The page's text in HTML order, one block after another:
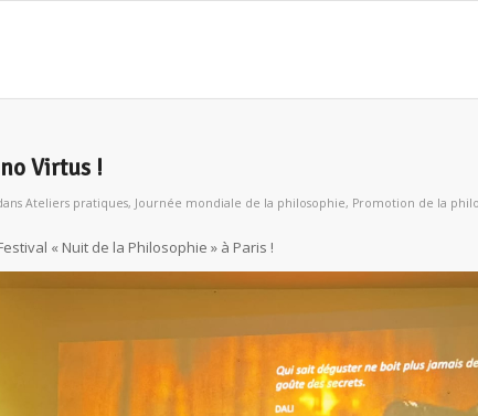
Virtus !
Ateliers pratiques, Journée mondiale de la philosophie, Promotion de la
« Nuit de la Philosophie » à Paris !